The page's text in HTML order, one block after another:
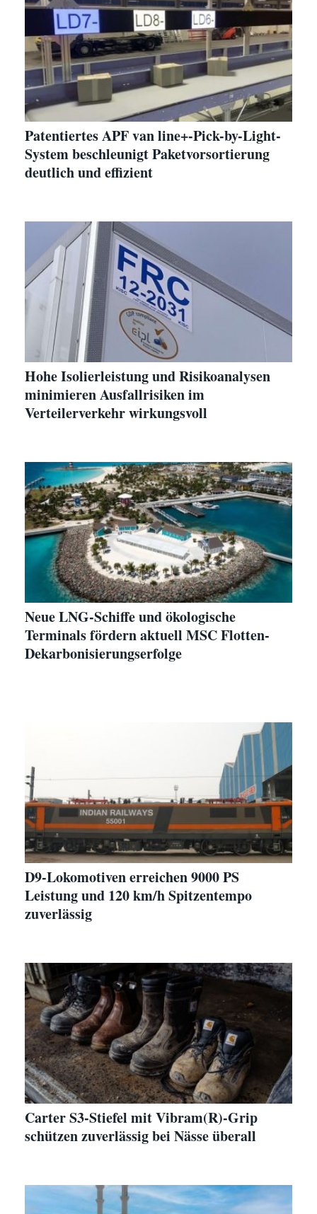
Patentiertes APF van line+-Pick-by-Light-
System beschleunigt Paketvorsortierung
deutlich und effizient
Hohe Isolierleistung und Risikoanalysen
minimieren Ausfallrisiken im
Verteilerverkehr wirkungsvoll
Neue LNG-Schiffe und ökologische
Terminals fördern aktuell MSC Flotten-
Dekarbonisierungserfolge
D9-Lokomotiven erreichen 9000 PS
Leistung und 120 km/h Spitzentempo
zuverlässig
Carter S3-Stiefel mit Vibram(R)-Grip
schützen zuverlässig bei Nässe überall